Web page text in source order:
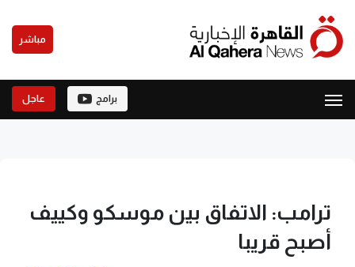
مباشر
برامج عاجل
ترامب: الاتفاق بين موسكو وكييف
أصبح قريبا